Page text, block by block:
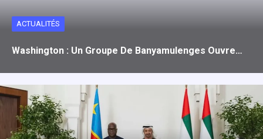
ACTUALITÉS
Washington : Un Groupe De Banyamulenges Ouvre…